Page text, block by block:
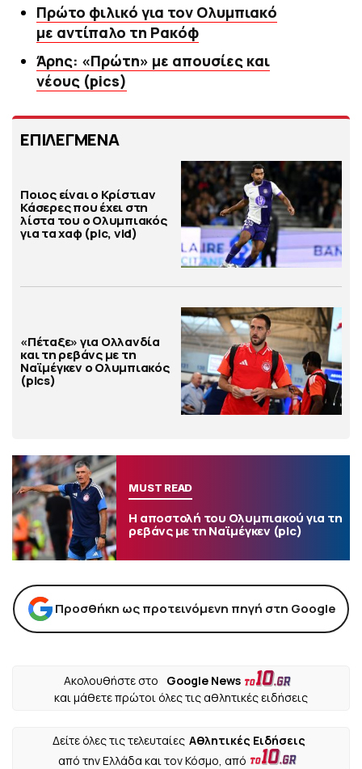
Πρώτο φιλικό για τον Ολυμπιακό
με αντίπαλο τη Ρακόφ
Άρης: «Πρώτη» με απουσίες και
νέους (pics)
ΕΠΙΛΕΓΜΕΝΑ
Ποιος είναι ο Κρίστιαν
Κάσερες που έχει στη
λίστα του ο Ολυμπιακός
για τα χαφ (pic, vid)
«Πέταξε» για Ολλανδία
και τη ρεβάνς με τη
Ναϊμέγκεν ο Ολυμπιακός
(pics)
MUST READ
Η αποστολή του Ολυμπιακού για τη
ρεβάνς με τη Ναϊμέγκεν (pic)
Προσθήκη ως προτεινόμενη πηγή στη Google
Ακολουθήστε στο
Google News
και μάθετε πρώτοι όλες τις αθλητικές ειδήσεις
Δείτε όλες τις τελευταίες Αθλητικές Ειδήσεις
από την Ελλάδα και τον Κόσμο, από